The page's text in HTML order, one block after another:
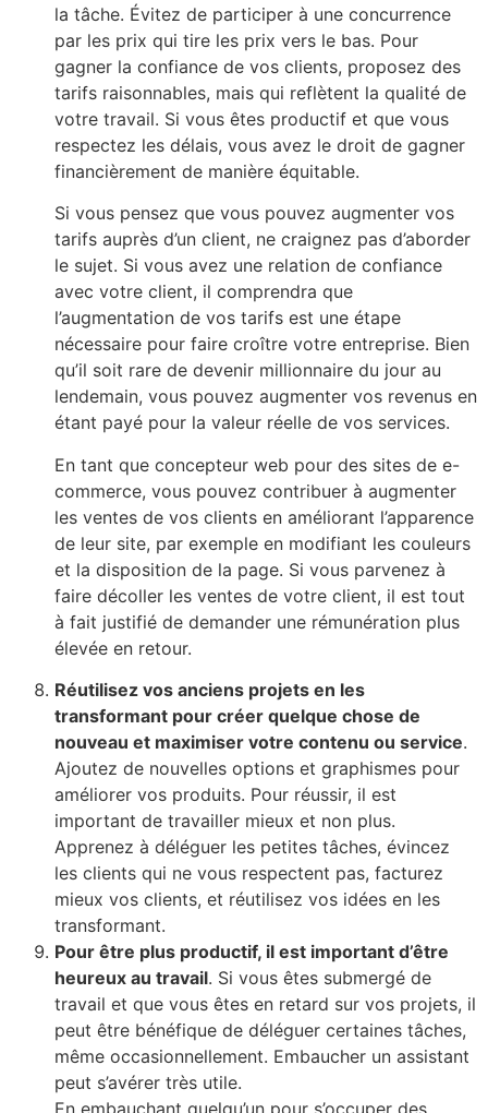
la tâche. Évitez de participer à une concurrence
par les prix qui tire les prix vers le bas. Pour
gagner la confiance de vos clients, proposez des
tarifs raisonnables, mais qui reflètent la qualité de
votre travail. Si vous êtes productif et que vous
respectez les délais, vous avez le droit de gagner
financièrement de manière équitable.
Si vous pensez que vous pouvez augmenter vos
tarifs auprès d’un client, ne craignez pas d’aborder
le sujet. Si vous avez une relation de confiance
avec votre client, il comprendra que
l’augmentation de vos tarifs est une étape
nécessaire pour faire croître votre entreprise. Bien
qu’il soit rare de devenir millionnaire du jour au
lendemain, vous pouvez augmenter vos revenus en
étant payé pour la valeur réelle de vos services.
En tant que concepteur web pour des sites de e-
commerce, vous pouvez contribuer à augmenter
les ventes de vos clients en améliorant l’apparence
de leur site, par exemple en modifiant les couleurs
et la disposition de la page. Si vous parvenez à
faire décoller les ventes de votre client, il est tout
à fait justifié de demander une rémunération plus
élevée en retour.
Réutilisez vos anciens projets en les
transformant pour créer quelque chose de
nouveau et maximiser votre contenu ou service.
Ajoutez de nouvelles options et graphismes pour
améliorer vos produits. Pour réussir, il est
important de travailler mieux et non plus.
Apprenez à déléguer les petites tâches, évincez
les clients qui ne vous respectent pas, facturez
mieux vos clients, et réutilisez vos idées en les
transformant.
Pour être plus productif, il est important d’être
heureux au travail. Si vous êtes submergé de
travail et que vous êtes en retard sur vos projets, il
peut être bénéfique de déléguer certaines tâches,
même occasionnellement. Embaucher un assistant
peut s’avérer très utile.
En embauchant quelqu’un pour s’occuper des